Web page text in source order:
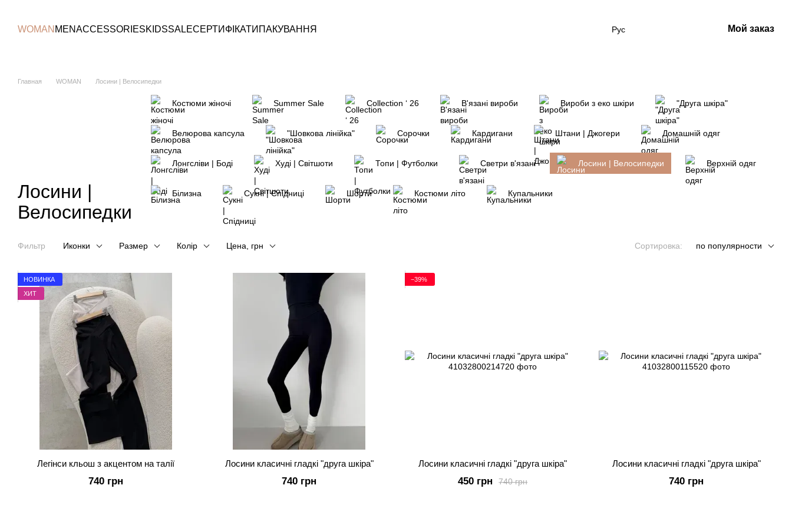
WOMAN MENACCESSORIESKIDSSALEСЕРТИФІКАТИ ПАКУВАННЯ Рус Мой заказ
Главная WOMAN Лосини | Велосипедки
Лосини |
Велосипедки
Костюми жіночі Summer Sale Collection ‘ 26 В'язані вироби Вироби з еко шкіри "Друга шкіра"
Велюрова капсула "Шовкова лінійка" Сорочки Кардигани Штани | Джогери Домашній одяг
Лонгсліви | Боді Худі | Світшоти Топи | Футболки Светри в'язані Лосини | Велосипедки Верхній одяг
Білизна Сукні | Спідниці Шорти Костюми літо Купальники
Фильтр Иконки Размер Колір Цена, грн Сортировка: по популярности
НОВИНКА
ХИТ
Легінси кльош з акцентом на талії
740 грн
Лосини класичні гладкі "друга шкіра"
740 грн
−39%
Лосини класичні гладкі "друга шкіра"
740 грн
450 грн
Лосини класичні гладкі "друга шкіра"
740 грн